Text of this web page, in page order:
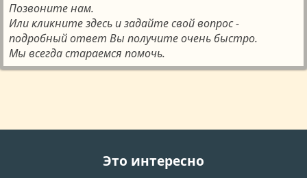
Позвоните нам.
Или кликните здесь и задайте свой вопрос -
подробный ответ Вы получите очень быстро.
Мы всегда стараемся помочь.
Это интересно